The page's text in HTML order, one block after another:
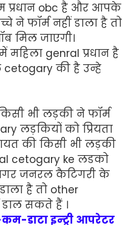
प्रधान obc है और आपके
ने फॉर्म नहीं डाला है तो
मिल जाएगी।
genral प्रधान है
की है उन्हे
भी लड़की ने फॉर्म
लड़कियों को प्रियता
की किसी भी लड़की
cetogary ke लडको
जनरल कैटिगरी के
है तो other
सकते हैं ।
डाटा इन्ट्री आपरेटर